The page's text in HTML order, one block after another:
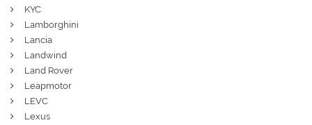
KYC
Lamborghini
Lancia
Landwind
Land Rover
Leapmotor
LEVC
Lexus